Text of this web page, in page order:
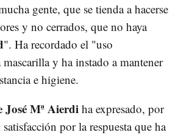
gente, que se tienda a hacerse
y no cerrados, que no haya
". Ha recordado el "uso
y ha instado a mantener
e higiene.
José Mª Aierdiha expresado, por
por la respuesta que ha